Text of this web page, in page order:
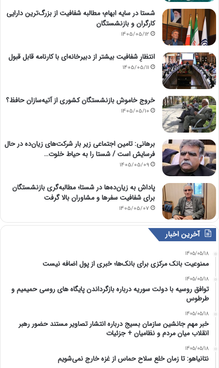
شستا در سایه ابهام؛ مطالبه شفافیت از بزرگ‌ترین دارایی
کارگران و بازنشستگان
1405/05/12
انتظارِ شفافیت بیشتر از دبیرخانه‌ای با کارنامه قابل قبول
1405/05/11
خروج خاموش بازنشستگان کشوری از آتیه‌سازان حافظ؟
1405/05/10
برهانی: تامین اجتماعی زیر بار شرکت‌های زیان‌ده در حال
فرسایش است / شستا را به حیاط خلوت…
1405/05/09
پاداش به زیان‌ده‌ها در شستا؛ مطالبه‌گری بازنشستگان
برای شفافیت سفرها و مشاوران بالا گرفت
1405/05/07
آخرین اخبار
1405/05/18
ممنوعیت بانک مرکزی برای بانک‌ها؛ خبری از پول اضافه نیست
1405/05/18
توافق روسیه با دولت سوریه درباره بازگرداندن پایگاه های روسی حمیمیم و
طرطوس
1405/05/18
خبر مهم جانشین سازمان بسیج درباره انتشار تصاویر مستند حضور رهبر
انقلاب میان مردم و نظامیان + جزئیات
1405/05/18
نتانیاهو: تا زمان خلع سلاح حماس از غزه خارج نمی‌شویم